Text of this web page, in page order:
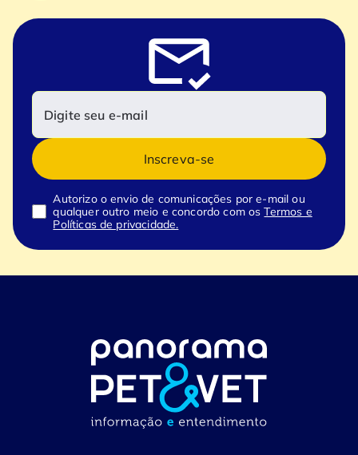
Inscreva-se
Autorizo o envio de comunicações por e-mail ou
qualquer outro meio e concordo com osTermos e
Políticas de privacidade.